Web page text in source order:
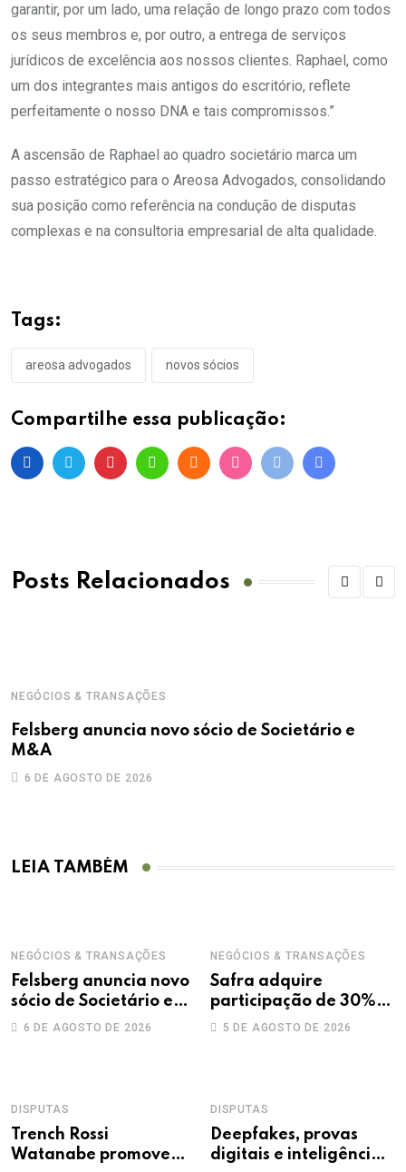
garantir, por um lado, uma relação de longo prazo com todos
os seus membros e, por outro, a entrega de serviços
jurídicos de excelência aos nossos clientes. Raphael, como
um dos integrantes mais antigos do escritório, reflete
perfeitamente o nosso DNA e tais compromissos.”
A ascensão de Raphael ao quadro societário marca um
passo estratégico para o Areosa Advogados, consolidando
sua posição como referência na condução de disputas
complexas e na consultoria empresarial de alta qualidade.
Tags:
areosa advogados novos sócios
Compartilhe essa publicação:
Posts Relacionados
NEGÓCIOS & TRANSAÇÕES
Felsberg anuncia novo sócio de Societário e
M&A
6 DE AGOSTO DE 2026
LEIA TAMBÉM
NEGÓCIOS & TRANSAÇÕES
Felsberg anuncia novo
sócio de Societário e
M&A
6 DE AGOSTO DE 2026
NEGÓCIOS & TRANSAÇÕES
Safra adquire
participação de 30%
na Treecorp
5 DE AGOSTO DE 2026
DISPUTAS
Trench Rossi
Watanabe promove
DISPUTAS
Deepfakes, provas
digitais e inteligência